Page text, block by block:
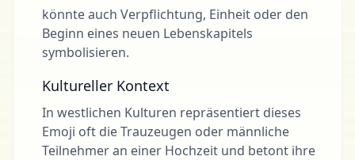
könnte auch Verpflichtung, Einheit oder den
Beginn eines neuen Lebenskapitels
symbolisieren.
Kultureller Kontext
In westlichen Kulturen repräsentiert dieses
Emoji oft die Trauzeugen oder männliche
Teilnehmer an einer Hochzeit und betont ihre